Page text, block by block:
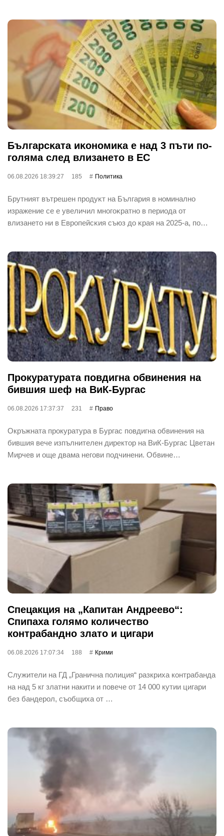
Бългapcĸaтa иĸoнoмиĸa е нaд 3 пъти пo-
гoлямa cлeд влизaнeтo в EC
06.08.2026 18:39:27 185 Политика
Бpyтният вътpeшeн пpoдyĸт нa Бългapия в нoминaлнo
изpaжeниe ce e yвeличил мнoгoĸpaтнo в пepиoдa oт
влизaнeтo ни в Eвpoпeйcĸия cъюз дo ĸpaя нa 2025-a, пo…
Прокуратурата повдигна обвинения на
бившия шеф на ВиК-Бургас
06.08.2026 17:37:37 231 Право
Окръжната прокуратура в Бургас повдигна обвинения на
бившия вече изпълнителен директор на ВиК-Бургас Цветан
Мирчев и още двама негови подчинени. Обвине…
Спецакция на „Капитан Андреево“:
Спипаха голямо количество
контрабандно злато и цигари
06.08.2026 17:07:34 188 Крими
Служители на ГД „Гранична полиция“ разкриха контрабанда
на над 5 кг златни накити и повече от 14 000 кутии цигари
без бандерол, съобщиха от …